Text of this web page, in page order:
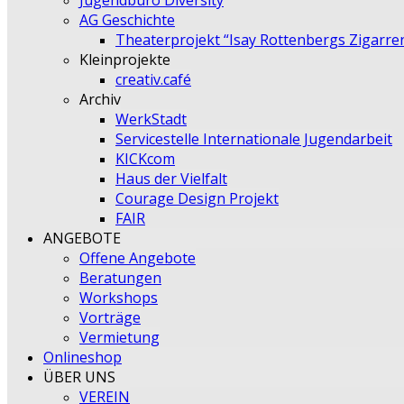
AG Geschichte
Theaterprojekt “Isay Rottenbergs
Kleinprojekte
creativ.café
Archiv
WerkStadt
Servicestelle Internationale Jugendarbeit
KICKcom
Haus der Vielfalt
Courage Design Projekt
FAIR
ANGEBOTE
Offene Angebote
Beratungen
Workshops
Vorträge
Vermietung
Onlineshop
ÜBER UNS
VEREIN